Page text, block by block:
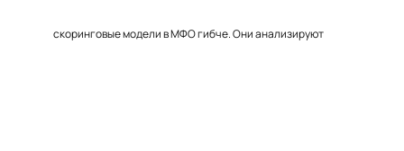
скоринговые модели в МФО гибче. Они анализируют